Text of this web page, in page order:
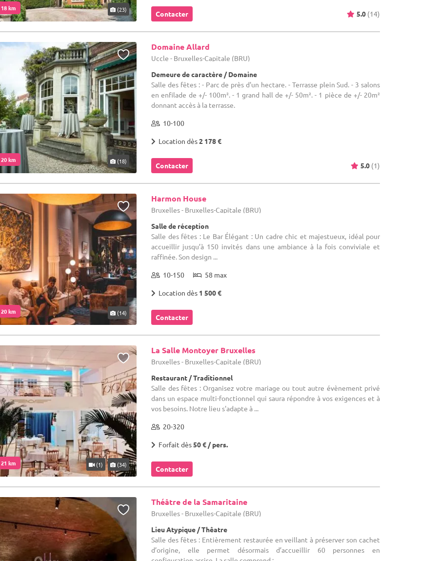
km (23) Contacter 5.0 (14)
km (18)
Domaine Allard
Uccle - Bruxelles-Capitale (BRU)
Demeure de caractère / Domaine
Salle des fêtes : - Parc de près d'un hectare. - Terrasse plein Sud. - 3 salons
en enfilade de +/- 100m². - 1 grand hall de +/- 50m². - 1 pièce de +/- 20m²
donnant accès à la terrasse.
10-100
Location dès2 178 €
Contacter 5.0 (1)
km (14)
Harmon House
Bruxelles - Bruxelles-Capitale (BRU)
Salle de réception
Salle des fêtes : Le Bar Élégant : Un cadre chic et majestueux, idéal pour
accueillir jusqu’à 150 invités dans une ambiance à la fois conviviale et
raffinée. Son design ...
10-150 58 max
Location dès 1 500 €
Contacter
km (1) (34)
La Salle Montoyer Bruxelles
Bruxelles - Bruxelles-Capitale (BRU)
Restaurant / Traditionnel
Salle des fêtes : Organisez votre mariage ou tout autre évènement privé
dans un espace multi-fonctionnel qui saura répondre à vos exigences et à
vos besoins. Notre lieu s'adapte à ...
20-320
Forfait dès50 € / pers.
Contacter
Théâtre de la Samaritaine
Bruxelles - Bruxelles-Capitale (BRU)
Lieu Atypique / Thêatre
Salle des fêtes : Entièrement restaurée en veillant à préserver son cachet
d’origine, elle permet désormais d’accueillir 60 personnes en